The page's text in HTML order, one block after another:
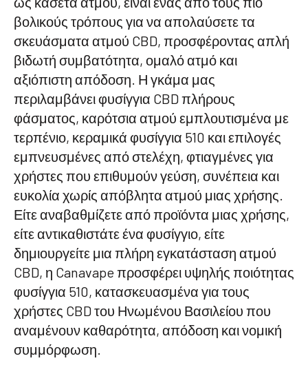
βολικούς τρόπους για να απολαύσετε τα
σκευάσματα ατμού CBD, προσφέροντας απλή
βιδωτή συμβατότητα, ομαλό ατμό και
αξιόπιστη απόδοση. Η γκάμα μας
περιλαμβάνει φυσίγγια CBD πλήρους
φάσματος, καρότσια ατμού εμπλουτισμένα με
τερπένιο, κεραμικά φυσίγγια 510 και επιλογές
εμπνευσμένες από στελέχη, φτιαγμένες για
χρήστες που επιθυμούν γεύση, συνέπεια και
ευκολία χωρίς απόβλητα ατμού μιας χρήσης.
Είτε αναβαθμίζετε από προϊόντα μιας χρήσης,
είτε αντικαθιστάτε ένα φυσίγγιο, είτε
δημιουργείτε μια πλήρη εγκατάσταση ατμού
CBD, η Canavape προσφέρει υψηλής ποιότητας
φυσίγγια 510, κατασκευασμένα για τους
χρήστες CBD του Ηνωμένου Βασιλείου που
αναμένουν καθαρότητα, απόδοση και νομική
συμμόρφωση.